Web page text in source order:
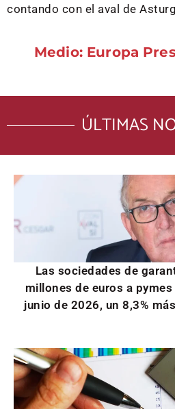
contando con el aval de
Medio: Europa
ÚLTIMAS
Las sociedades de
millones de euros a
junio de 2026, un 8,3%